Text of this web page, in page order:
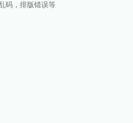
故障：乱码，排版错误等